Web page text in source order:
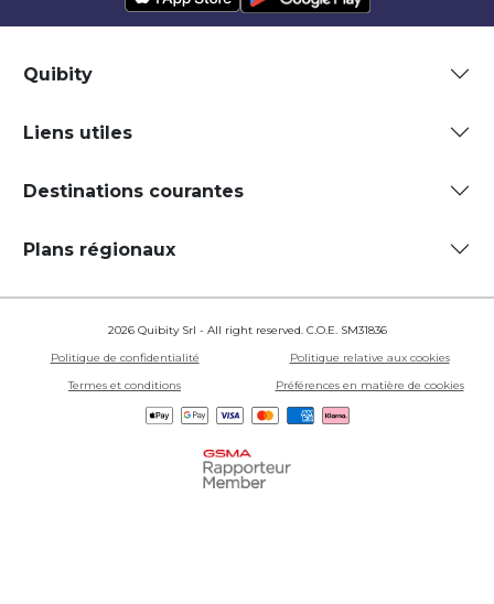
Quibity
Liens utiles
Destinations courantes
Plans régionaux
2026 Quibity Srl - All right reserved. C.O.E. SM31836
Politique de confidentialité
Politique relative aux cookies
Termes et conditions
Préférences en matière de cookies